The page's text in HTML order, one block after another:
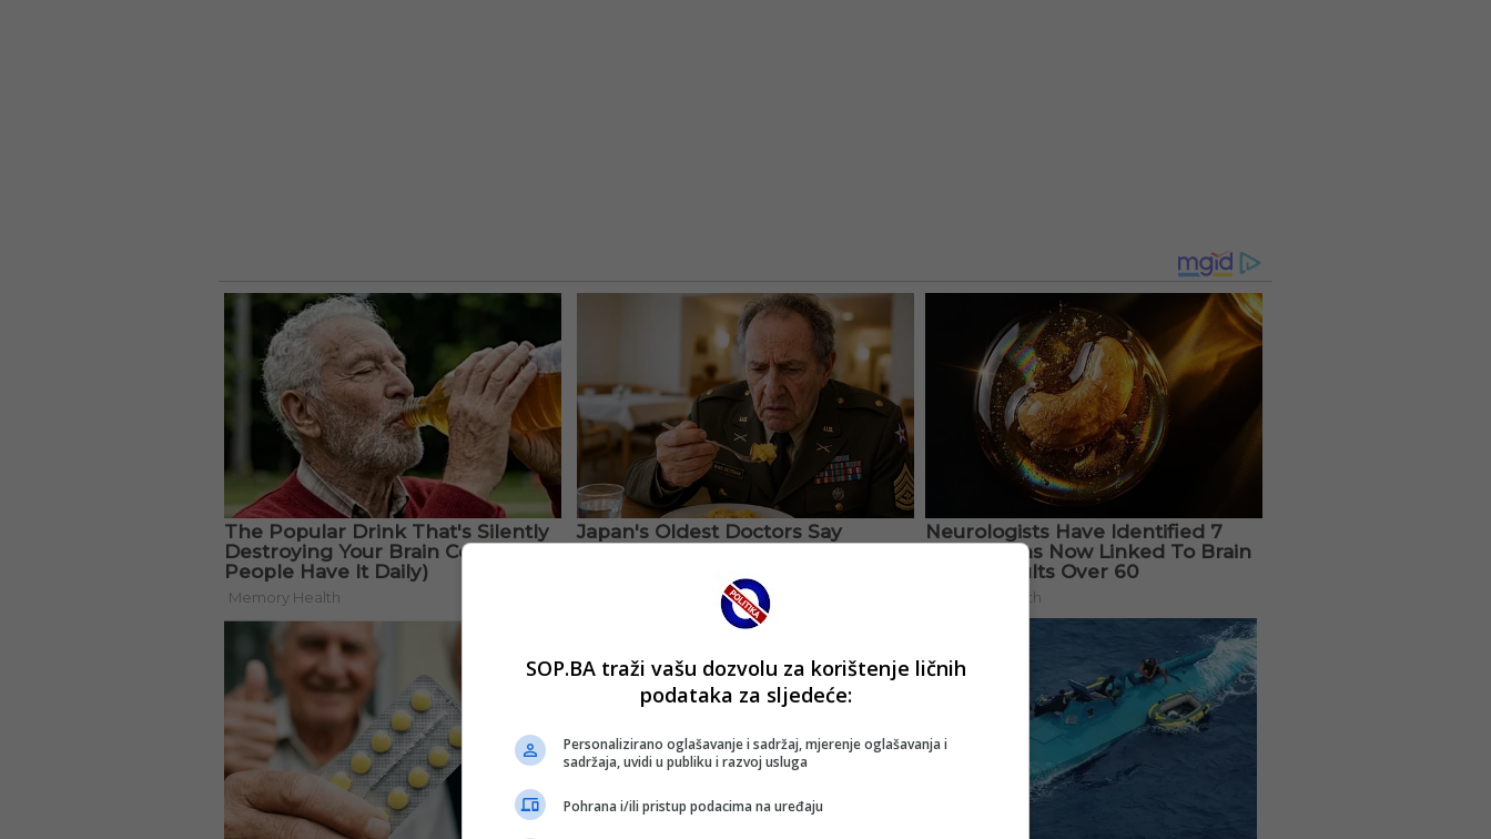
SOP.BA traži vašu dozvolu za korištenje ličnih
podataka za sljedeće:
Personalizirano oglašavanje i sadržaj, mjerenje oglašavanja i
sadržaja, uvidi u publiku i razvoj usluga
Pohrana i/ili pristup podacima na uređaju